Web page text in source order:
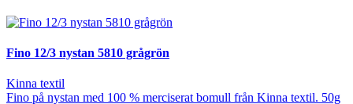
Fino 12/3 nystan 5810 grågrön
Kinna textil
Fino på nystan med 100 % merciserat bomull från Kinna textil. 50g